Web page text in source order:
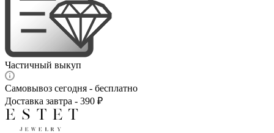
Частичный выкуп
Самовывоз сегодня - бесплатно
Доставка завтра - 390 ₽